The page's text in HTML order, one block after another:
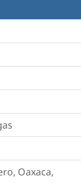
Oaxaca,